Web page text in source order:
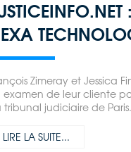
Zimeray et Jessica
examen de leur cliente
tribunal judiciaire de Paris.
LIRE LA SUITE...